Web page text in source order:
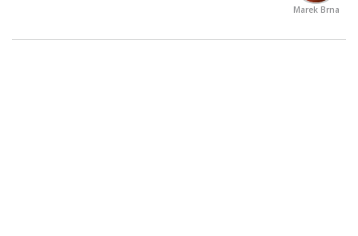
Marek Brna